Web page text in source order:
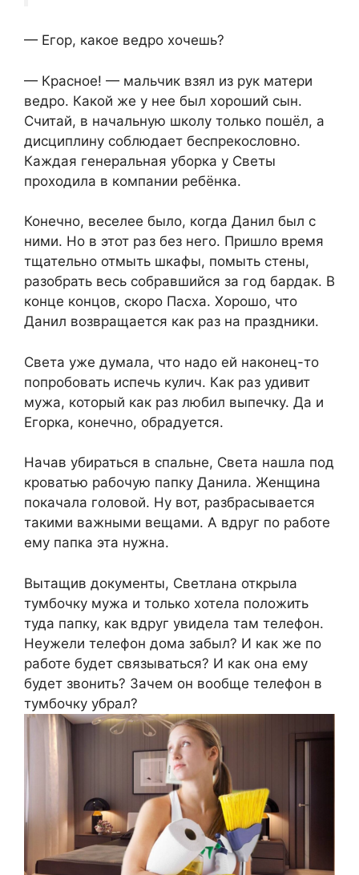
— Егор, какое ведро хочешь?
— Красное! — мальчик взял из рук матери
ведро. Какой же у нее был хороший сын.
Считай, в начальную школу только пошёл, а
дисциплину соблюдает беспрекословно.
Каждая генеральная уборка у Светы
проходила в компании ребёнка.
Конечно, веселее было, когда Данил был с
ними. Но в этот раз без него. Пришло время
тщательно отмыть шкафы, помыть стены,
разобрать весь собравшийся за год бардак. В
конце концов, скоро Пасха. Хорошо, что
Данил возвращается как раз на праздники.
Света уже думала, что надо ей наконец-то
попробовать испечь кулич. Как раз удивит
мужа, который как раз любил выпечку. Да и
Егорка, конечно, обрадуется.
Начав убираться в спальне, Света нашла под
кроватью рабочую папку Данила. Женщина
покачала головой. Ну вот, разбрасывается
такими важными вещами. А вдруг по работе
ему папка эта нужна.
Вытащив документы, Светлана открыла
тумбочку мужа и только хотела положить
туда папку, как вдруг увидела там телефон.
Неужели телефон дома забыл? И как же по
работе будет связываться? И как она ему
будет звонить? Зачем он вообще телефон в
тумбочку убрал?